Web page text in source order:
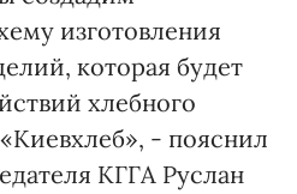
изготовления
которая будет
хлебного
- пояснил
КГГА Руслан